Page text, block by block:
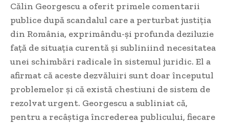
Călin Georgescu a oferit primele comentarii
publice după scandalul care a perturbat justiția
din România, exprimându-și profunda deziluzie
față de situația curentă și subliniind necesitatea
unei schimbări radicale în sistemul juridic. El a
afirmat că aceste dezvăluiri sunt doar începutul
problemelor și că există chestiuni de sistem de
rezolvat urgent. Georgescu a subliniat că,
pentru a recâștiga încrederea publicului, fiecare